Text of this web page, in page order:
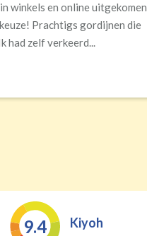
winkels en online uitgekomen
Prachtigs gordijnen die
had zelf verkeerd...
9.4 Kiyoh